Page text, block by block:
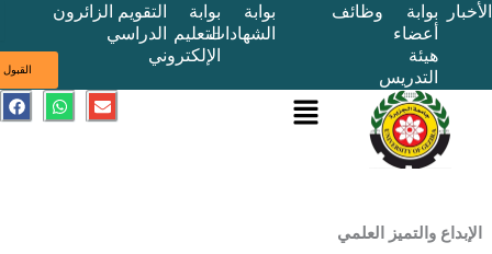
بوابة
التدريس
وظائف
الشهادات
بوابة
التعليم
الإلكتروني
التقويم
الدراسي
الزائرون
والتميز العلمي
القائمة E
W
h
F
a